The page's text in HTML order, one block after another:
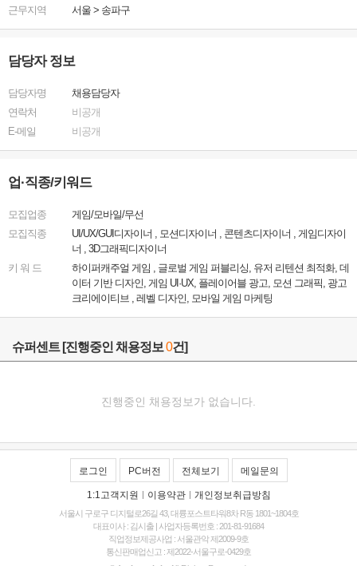
근무지역 서울 > 송파구
담당자 정보
담당자명
채용담당자
연락처
비공개
E-메일
비공개
업·직종/키워드
모집업종
게임/모바일/무선
모집직종
UI/UX/GUI디자이너 , 모션디자이너 , 콘텐츠디자이너 , 게임디자이
너 , 3D그래픽디자이너
키 워 드
하이퍼캐주얼 게임 , 글로벌 게임 퍼블리싱, 유저 리텐션 최적화, 데
이터 기반 디자인, 게임 UI·UX, 플레이어블 광고, 모션 그래픽, 광고
크리에이티브 , 레벨 디자인, 모바일 게임 마케팅
슈퍼센트 [진행중인 채용정보0건]
진행중인 채용정보가 없습니다.
로그인 PC버전 전체보기 메일문의
1:1고객지원 | 이용약관 | 개인정보취급방침
서울시 구로구 디지털로26길 43, 대륭포스트타워8차 R동 1801~1804호
대표이사 : 김시출 | 사업자등록번호 : 201-81-91684
직업정보제공사업 : 서울관악 제2009-9호
통신판매업신고 : 제2022-서울구로-0429호